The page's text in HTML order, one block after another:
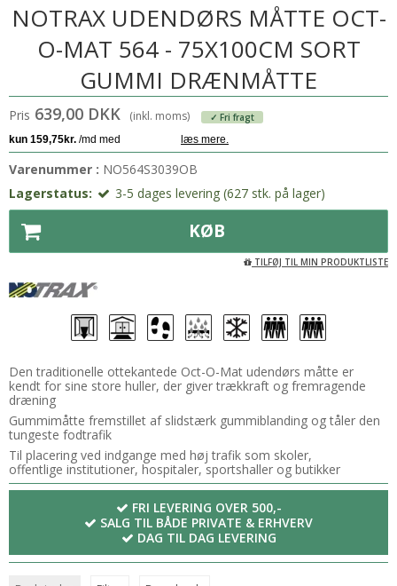
NOTRAX UDENDØRS MÅTTE OCT-
O-MAT 564 - 75X100CM SORT
GUMMI DRÆNMÅTTE
Pris 639,00 DKK (inkl. moms) ✓ Fri fragt
Varenummer : NO564S3039OB
Lagerstatus:
3-5 dages levering (627 stk. på lager)
KØB
TILFØJ TIL MIN PRODUKTLISTE
Den traditionelle ottekantede Oct-O-Mat udendørs måtte er
kendt for sine store huller, der giver trækkraft og fremragende
dræning
Gummimåtte fremstillet af slidstærk gummiblanding og tåler den
tungeste fodtrafik
Til placering ved indgange med høj trafik som skoler,
offentlige institutioner, hospitaler, sportshaller og butikker
FRI LEVERING OVER 500,-
SALG TIL BÅDE PRIVATE & ERHVERV
DAG TIL DAG LEVERING